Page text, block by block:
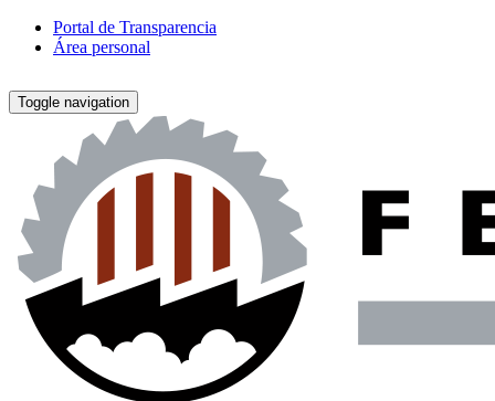
Portal de Transparencia
Área personal
Toggle navigation